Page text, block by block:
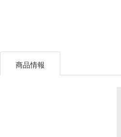
商品情報